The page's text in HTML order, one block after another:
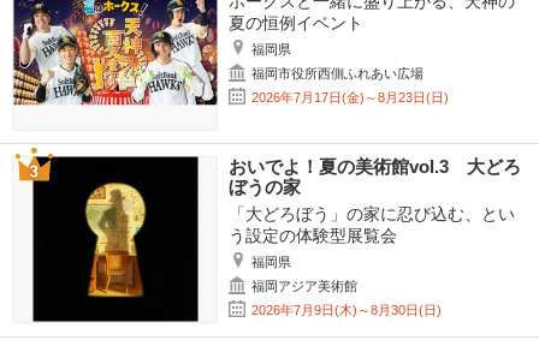
夏の恒例イベント
福岡県
福岡市役所西側ふれあい広場
2026年7月17日(金)～8月23日(日)
おいでよ！夏の美術館vol.3 大どろ
ぼうの家
「大どろぼう」の家に忍び込む、とい
う設定の体験型展覧会
福岡県
福岡アジア美術館
2026年7月9日(木)～8月30日(日)